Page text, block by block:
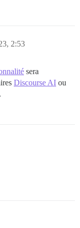
2:53
sera
Discourse AI ou